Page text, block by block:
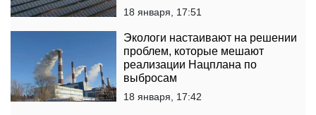
18 января, 17:51
Экологи настаивают на решении
проблем, которые мешают
реализации Нацплана по
выбросам
18 января, 17:42